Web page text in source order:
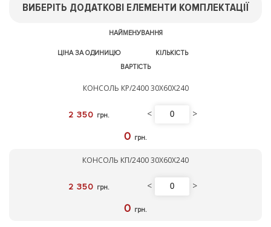
ВИБЕРІТЬ ДОДАТКОВІ ЕЛЕМЕНТИ КОМПЛЕКТАЦІЇ
НАЙМЕНУВАННЯ
ЦІНА ЗА ОДИНИЦЮ
КІЛЬКІСТЬ
ВАРТІСТЬ
КОНСОЛЬ КР/2400 30Х60Х240
2 350 грн. < >
0 грн.
КОНСОЛЬ КП/2400 30Х60Х240
2 350 грн. < >
0 грн.